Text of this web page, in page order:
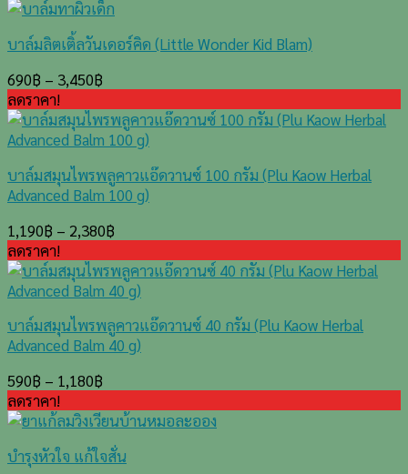
บาล์มลิตเติ้ลวันเดอร์คิด (Little Wonder Kid Blam)
690฿ – 3,450฿
ลดราคา!
บาล์มสมุนไพรพลูคาวแอ๊ดวานซ์ 100 กรัม (Plu Kaow Herbal
Advanced Balm 100 g)
1,190฿ – 2,380฿
ลดราคา!
บาล์มสมุนไพรพลูคาวแอ๊ดวานซ์ 40 กรัม (Plu Kaow Herbal
Advanced Balm 40 g)
590฿ – 1,180฿
ลดราคา!
บำรุงหัวใจ แก้ใจสั่น